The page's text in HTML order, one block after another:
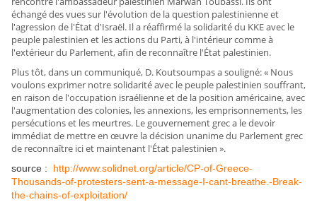
échangé des vues sur l'évolution de la question palestinienne et
l'agression de l'État d'Israël. Il a réaffirmé la solidarité du KKE avec le
peuple palestinien et les actions du Parti, à l'intérieur comme à
l'extérieur du Parlement, afin de reconnaître l'État palestinien.
Plus tôt, dans un communiqué, D. Koutsoumpas a souligné: « Nous
voulons exprimer notre solidarité avec le peuple palestinien souffrant,
en raison de l'occupation israélienne et de la position américaine, avec
l'augmentation des colonies, les annexions, les emprisonnements, les
persécutions et les meurtres. Le gouvernement grec a le devoir
immédiat de mettre en œuvre la décision unanime du Parlement grec
de reconnaître ici et maintenant l'État palestinien ».
source : http://www.solidnet.org/article/CP-of-Greece-
Thousands-of-protesters-sent-a-message-I-cant-breathe.-Break-
the-chains-of-exploitation/